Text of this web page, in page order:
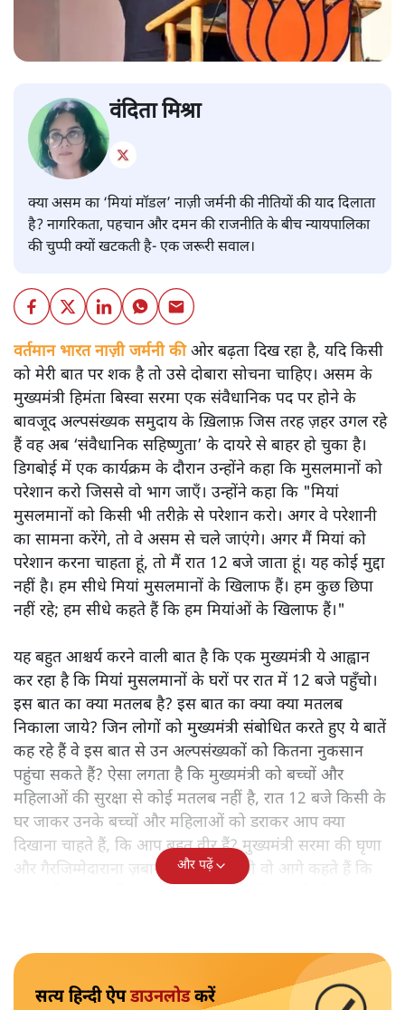
वंदिता मिश्रा
क्या असम का ‘मियां मॉडल’ नाज़ी जर्मनी की नीतियों की याद दिलाता
है? नागरिकता, पहचान और दमन की राजनीति के बीच न्यायपालिका
की चुप्पी क्यों खटकती है- एक जरूरी सवाल।
वर्तमान भारत नाज़ी जर्मनी कीओर बढ़ता दिख रहा है, यदि किसी
को मेरी बात पर शक है तो उसे दोबारा सोचना चाहिए। असम के
मुख्यमंत्री हिमंता बिस्वा सरमा एक संवैधानिक पद पर होने के
बावजूद अल्पसंख्यक समुदाय के ख़िलाफ़ जिस तरह ज़हर उगल रहे
हैं वह अब ‘संवैधानिक सहिष्णुता’ के दायरे से बाहर हो चुका है।
डिगबोई में एक कार्यक्रम के दौरान उन्होंने कहा कि मुसलमानों को
परेशान करो जिससे वो भाग जाएँ। उन्होंने कहा कि "मियां
मुसलमानों को किसी भी तरीक़े से परेशान करो। अगर वे परेशानी
का सामना करेंगे, तो वे असम से चले जाएंगे। अगर मैं मियां को
परेशान करना चाहता हूं, तो मैं रात 12 बजे जाता हूं। यह कोई मुद्दा
नहीं है। हम सीधे मियां मुसलमानों के खिलाफ हैं। हम कुछ छिपा
नहीं रहे; हम सीधे कहते हैं कि हम मियांओं के खिलाफ हैं।"
यह बहुत आश्चर्य करने वाली बात है कि एक मुख्यमंत्री ये आह्वान
कर रहा है कि मियांं मुसलमानों के घरों पर रात में 12 बजे पहुँचो।
इस बात का क्या मतलब है? इस बात का क्या क्या मतलब
निकाला जाये? जिन लोगों को मुख्यमंत्री संबोधित करते हुए ये बातें
कह रहे हैं वे इस बात से उन अल्पसंख्यकों को कितना नुकसान
पहुंचा सकते हैं? ऐसा लगता है कि मुख्यमंत्री को बच्चों और
महिलाओं की सुरक्षा से कोई मतलब नहीं है, रात 12 बजे किसी के
घर जाकर उनके बच्चों और महिलाओं को डराकर आप क्या
दिखाना चाहते हैं, कि आप बहुत वीर हैं? मुख्यमंत्री सरमा की घृणा
और गैरजिम्मेदाराना ज़बान यहीं नहीं रुकती वो आगे कहते हैं कि
और पढ़ें
सत्य हिन्दी ऐपडाउनलोडकरें